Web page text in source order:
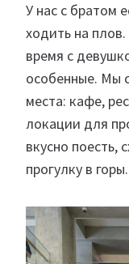
У нас с братом
ходить на
время с
особенные. Мы
места: кафе,
локации для
вкусно поесть,
прогулку в горы.